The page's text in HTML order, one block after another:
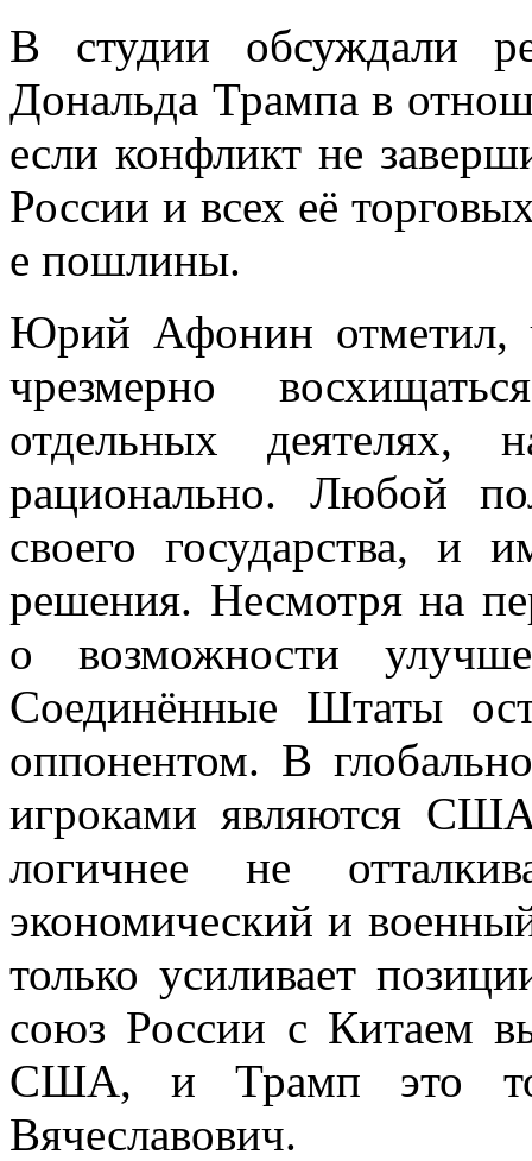
В студии обсуждали
Дональда Трампа в
если конфликт не
России и всех её
е пошлины.
Юрий Афонин отметил,
чрезмерно
отдельных деятелях,
рационально. Любой
своего государства, и
решения. Несмотря на
о возможности
Соединённые Штаты
оппонентом. В
игроками являются
логичнее не
экономический и
только усиливает
союз России с Китаем
США, и Трамп это
Вячеславович.